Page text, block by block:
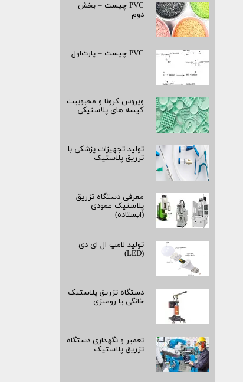
PVC چیست – بخش
دوم
PVC چیست – پارت‌اول
ویروس کرونا و محبوبیت
کیسه­ های پلاستیکی
تولید تجهیزات پزشکی با
تزریق پلاستیک
معرفی دستگاه تزریق
پلاستیک عمودی
(ایستاده)
تولید لامپ ال ای دی
(LED)
دستگاه تزریق پلاستیک
خانگی یا رومیزی
تعمیر و نگهداری دستگاه
تزریق پلاستیک